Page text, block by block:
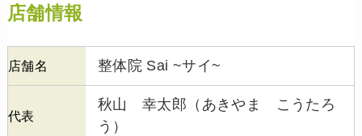
店舗情報
店舗名 整体院 Sai ~サイ~
代表
秋山 幸太郎（あきやま こうたろ
う）